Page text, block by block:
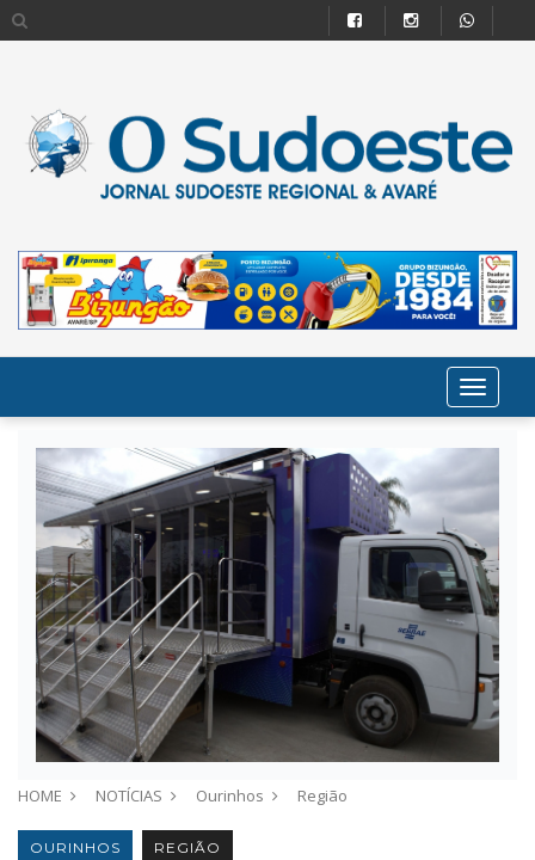
HOME NOTÍCIAS Ourinhos Região
OURINHOS REGIÃO